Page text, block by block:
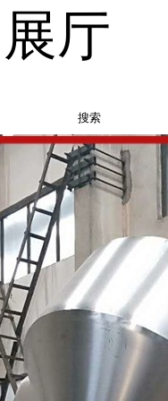
厅
搜索